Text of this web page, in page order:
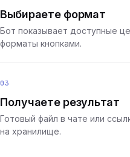
Выбираете формат
Бот показывает доступные
форматы кнопками.
03
Получаете результат
Готовый файл в чате или
на хранилище.